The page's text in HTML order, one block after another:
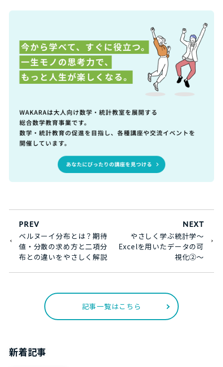
PREV
ベルヌーイ分布とは？期待
値・分散の求め方と二項分
布との違いをやさしく解説
NEXT
やさしく学ぶ統計学～
Excelを用いたデータの可
視化➁～
記事一覧はこちら
新着記事